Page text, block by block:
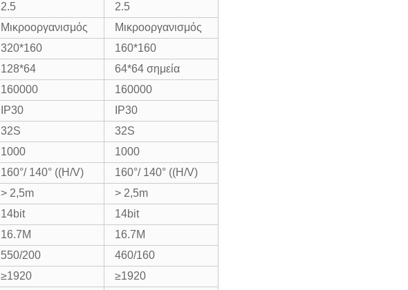
2.5
2.5
Μικροοργανισμός
Μικροοργανισμός
320*160
160*160
128*64
64*64 σημεία
160000
160000
IP30
IP30
32S
32S
1000
1000
160°/ 140° ((H/V)
160°/ 140° ((H/V)
> 2,5m
> 2,5m
14bit
14bit
16.7M
16.7M
550/200
460/160
≥1920
≥1920